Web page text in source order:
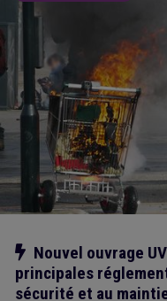
Notre action
Nouvel ouvrage
principales
sécurité et au